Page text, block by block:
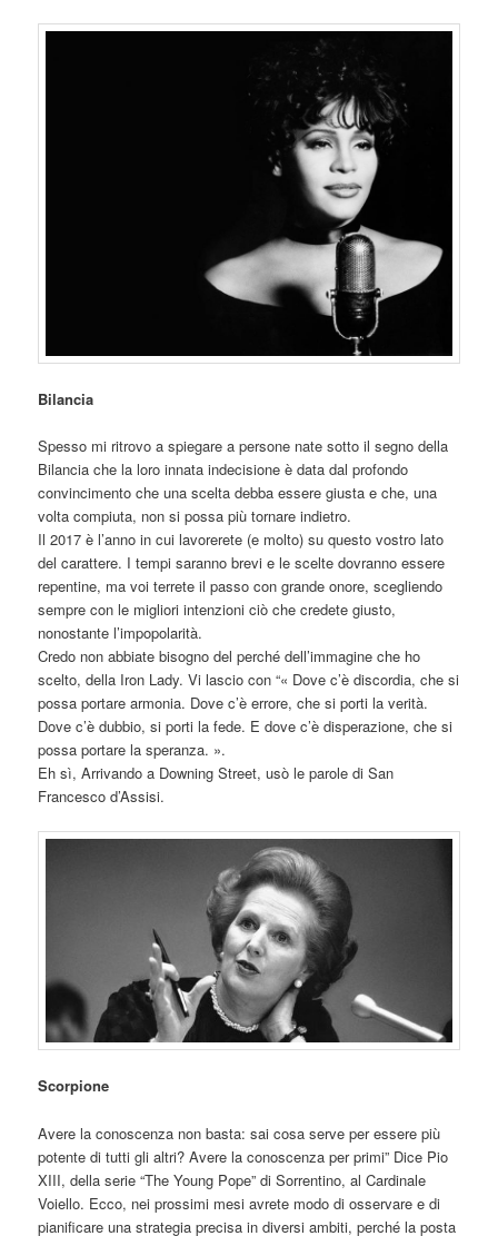
Bilancia
Spesso mi ritrovo a spiegare a persone nate sotto il segno della
Bilancia che la loro innata indecisione è data dal profondo
convincimento che una scelta debba essere giusta e che, una
volta compiuta, non si possa più tornare indietro.
Il 2017 è l’anno in cui lavorerete (e molto) su questo vostro lato
del carattere. I tempi saranno brevi e le scelte dovranno essere
repentine, ma voi terrete il passo con grande onore, scegliendo
sempre con le migliori intenzioni ciò che credete giusto,
nonostante l’impopolarità.
Credo non abbiate bisogno del perché dell’immagine che ho
scelto, della Iron Lady. Vi lascio con “« Dove c’è discordia, che si
possa portare armonia. Dove c’è errore, che si porti la verità.
Dove c’è dubbio, si porti la fede. E dove c’è disperazione, che si
possa portare la speranza. ».
Eh sì, Arrivando a Downing Street, usò le parole di San
Francesco d’Assisi.
Scorpione
Avere la conoscenza non basta: sai cosa serve per essere più
potente di tutti gli altri? Avere la conoscenza per primi” Dice Pio
XIII, della serie “The Young Pope” di Sorrentino, al Cardinale
Voiello. Ecco, nei prossimi mesi avrete modo di osservare e di
pianificare una strategia precisa in diversi ambiti, perché la posta